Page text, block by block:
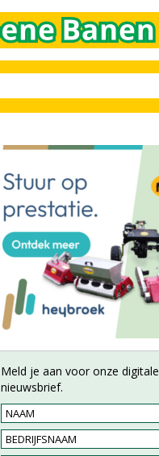
Meld je aan voor onze digitale
nieuwsbrief.